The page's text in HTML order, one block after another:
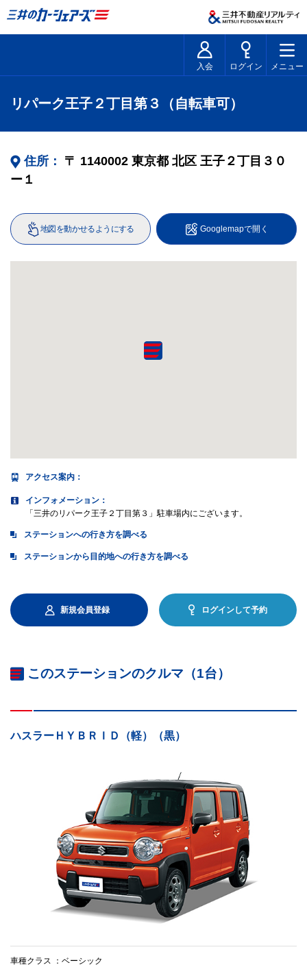
入会 ログイン メニュー
リパーク王子２丁目第３（自転車可）
住所： 〒 1140002 東京都 北区 王子２丁目３０
ー１
地図を動かせるようにする Googlemapで開く
アクセス案内 ：
インフォメーション：
「三井のリパーク王子２丁目第３」駐車場内にございます。
ステーションへの行き方を調べる
ステーションから目的地への行き方を調べる
新規会員登録 ログインして予約
このステーションのクルマ（1台）
ハスラーＨＹＢＲＩＤ（軽）（黒）
車種クラス ベーシック